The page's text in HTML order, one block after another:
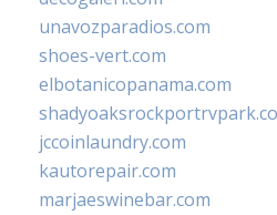
unavozparadios.com
shoes-vert.com
elbotanicopanama.com
jccoinlaundry.com
kautorepair.com
marjaeswinebar.com